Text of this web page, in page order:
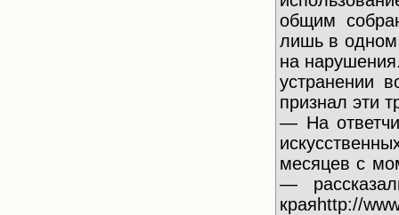
общим
лишь в одном
на
устранении
признал эти
— На
месяцев с
—
краяhttp://